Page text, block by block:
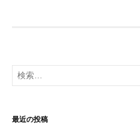
ー
ョ
検
索:
最近の投稿